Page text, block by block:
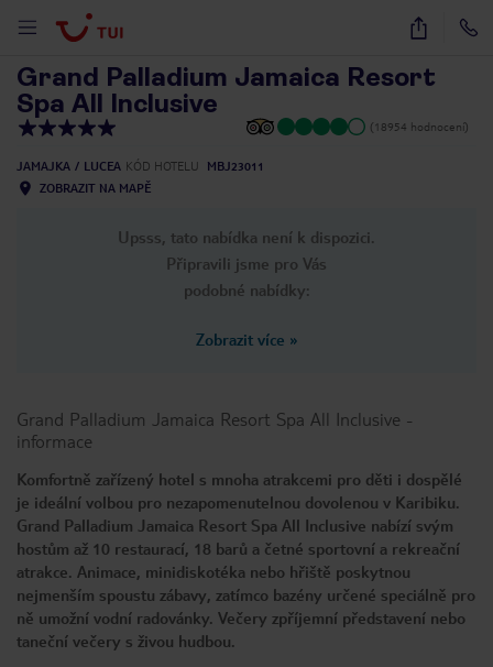
63
Grand Palladium Jamaica Resort
Spa All Inclusive
(18954 hodnocení)
JAMAJKA LUCEA KÓD HOTELU
MBJ23011
ZOBRAZIT NA MAPĚ
Upsss, tato nabídka není k dispozici.
Připravili jsme pro Vás
podobné nabídky:
Zobrazit více »
Grand Palladium Jamaica Resort Spa All Inclusive -
informace
Komfortně zařízený hotel s mnoha atrakcemi pro děti i dospělé
je ideální volbou pro nezapomenutelnou dovolenou v Karibiku.
Grand Palladium Jamaica Resort Spa All Inclusive nabízí svým
hostům až 10 restaurací, 18 barů a četné sportovní a rekreační
atrakce. Animace, minidiskotéka nebo hřiště poskytnou
nejmenším spoustu zábavy, zatímco bazény určené speciálně pro
ně umožní vodní radovánky. Večery zpříjemní představení nebo
taneční večery s živou hudbou.